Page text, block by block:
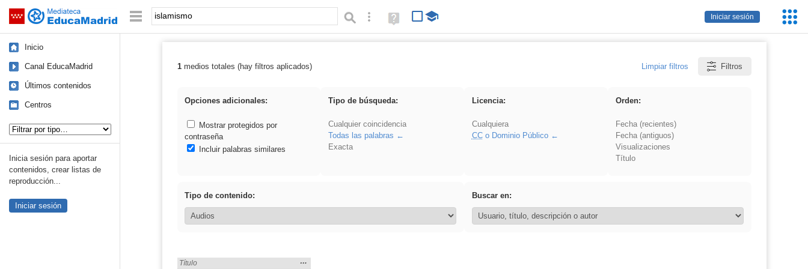
Saltar navegación
Iniciar sesión
Palabra o frase: Búsqueda avanzada
Ayuda
(en
Inicio
Canal EducaMadrid
Últimos contenidos
Centros
Inicia sesión para aportar
contenidos, crear listas de
reproducción...
Iniciar sesión
Resultados de: islamismo
1medios totales (hay filtros aplicados) Limpiar filtros Filtros
Opciones adicionales:
Mostrar protegidos por
contraseña
Incluir palabras similares
Tipo de búsqueda:
Cualquier coincidencia
Todas las palabras
Exacta
Licencia:
Cualquiera
CCo Dominio Público
Orden:
Fecha (recientes)
Fecha (antiguos)
Visualizaciones
Título
Tipo de contenido: Buscar en:
Encontrado «islamismo» en:
Título
Mostrar
…